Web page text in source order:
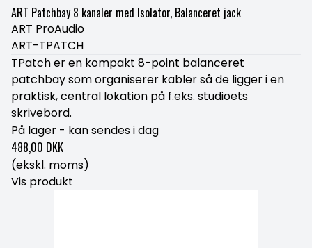
ART Patchbay 8 kanaler med Isolator, Balanceret jack
ART ProAudio
ART-TPATCH
TPatch er en kompakt 8-point balanceret
patchbay som organiserer kabler så de ligger i en
praktisk, central lokation på f.eks. studioets
skrivebord.
På lager - kan sendes i dag
488,00 DKK
(ekskl. moms)
Vis produkt